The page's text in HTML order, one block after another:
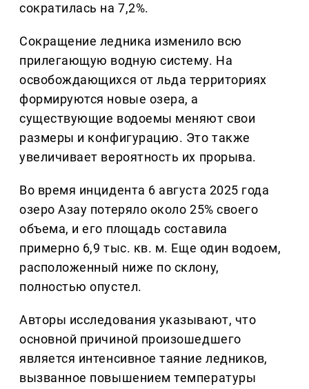
сократилась на 7,2%.
Сокращение ледника изменило всю
прилегающую водную систему. На
освобождающихся от льда территориях
формируются новые озера, а
существующие водоемы меняют свои
размеры и конфигурацию. Это также
увеличивает вероятность их прорыва.
Во время инцидента 6 августа 2025 года
озеро Азау потеряло около 25% своего
объема, и его площадь составила
примерно 6,9 тыс. кв. м. Еще один водоем,
расположенный ниже по склону,
полностью опустел.
Авторы исследования указывают, что
основной причиной произошедшего
является интенсивное таяние ледников,
вызванное повышением температуры